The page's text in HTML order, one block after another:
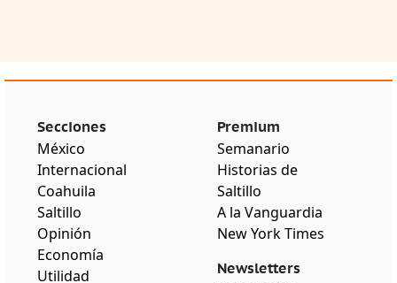
Secciones
México
Internacional
Coahuila
Saltillo
Opinión
Economía
Utilidad
Premium
Semanario
Historias de
Saltillo
A la Vanguardia
New York Times
Newsletters